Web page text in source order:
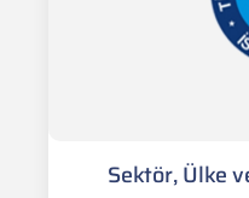
Sektör, Ülke